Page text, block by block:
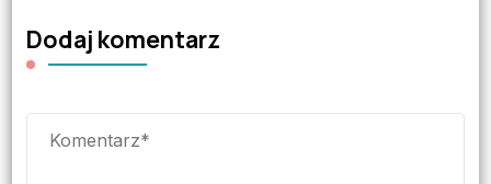
Dodaj komentarz